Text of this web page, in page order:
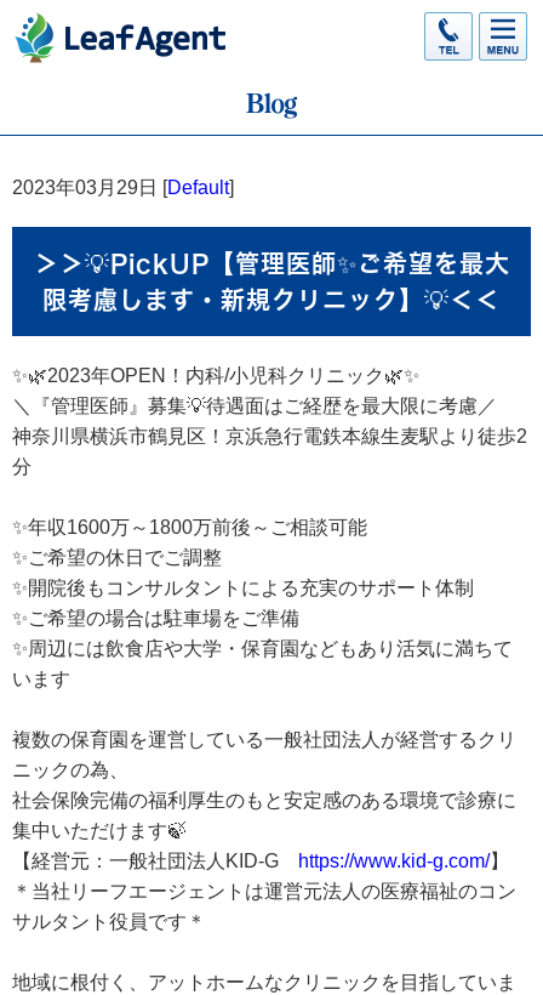
2023年03月29日 [Default]
＞＞💡PickUP【管理医師✨ご希望を最大
限考慮します・新規クリニック】💡＜＜
✨🌿2023年OPEN！内科/小児科クリニック🌿✨
＼『管理医師』募集💡待遇面はご経歴を最大限に考慮／
神奈川県横浜市鶴見区！京浜急行電鉄本線生麦駅より徒歩2
分
✨年収1600万～1800万前後～ご相談可能
✨ご希望の休日でご調整
✨開院後もコンサルタントによる充実のサポート体制
✨ご希望の場合は駐車場をご準備
✨周辺には飲食店や大学・保育園などもあり活気に満ちて
います
複数の保育園を運営している一般社団法人が経営するクリ
ニックの為、
社会保険完備の福利厚生のもと安定感のある環境で診療に
集中いただけます🍃
【経営元：一般社団法人KID-G
https://www.kid-g.com/】
＊当社リーフエージェントは運営元法人の医療福祉のコン
サルタント役員です＊
地域に根付く、アットホームなクリニックを目指していま